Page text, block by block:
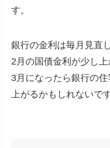
す。
銀行の金利は毎月見直
2月の国債金利が少し
3月になったら銀行の
上がるかもしれないで